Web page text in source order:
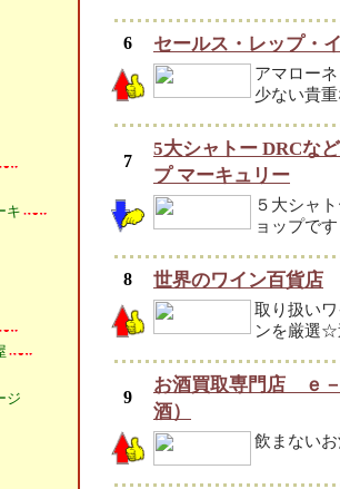
キ
ジ
6 セールス・レップ・
アマロー
少ない貴
7
5大シャトー DRCな
プ マーキュリー
５大シャ
ョップです
8 世界のワイン百貨店
取り扱い
ンを厳選☆
9
お酒買取専門店 ｅ
酒）
飲まない